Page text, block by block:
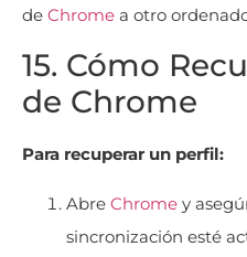
de Chrome a otro
15. Cómo
de Chrome
Para recuperar un perfil:
Abre Chrome y
sincronización esté